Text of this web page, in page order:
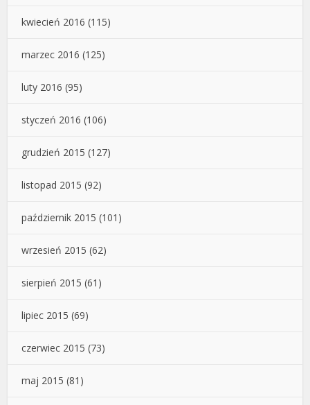
kwiecień 2016 (115)
marzec 2016 (125)
luty 2016 (95)
styczeń 2016 (106)
grudzień 2015 (127)
listopad 2015 (92)
październik 2015 (101)
wrzesień 2015 (62)
sierpień 2015 (61)
lipiec 2015 (69)
czerwiec 2015 (73)
maj 2015 (81)